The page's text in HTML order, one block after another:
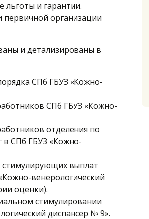
льготы и гарантии.
первичной организации
и детализированы в
СПб ГБУЗ «Кожно-
СПб ГБУЗ «Кожно-
отделения по
в СПб ГБУЗ «Кожно-
стимулирующих выплат
венерологический
оценки).
стимулировании
диспансер № 9».